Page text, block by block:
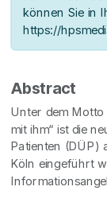
können Sie in
https://
Abstract
Unter dem Motto
mit ihm“ ist die
Patienten (DÜP)
Köln eingeführt